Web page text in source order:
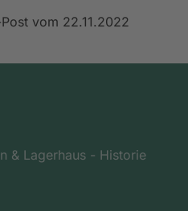
vom 22.11.2022